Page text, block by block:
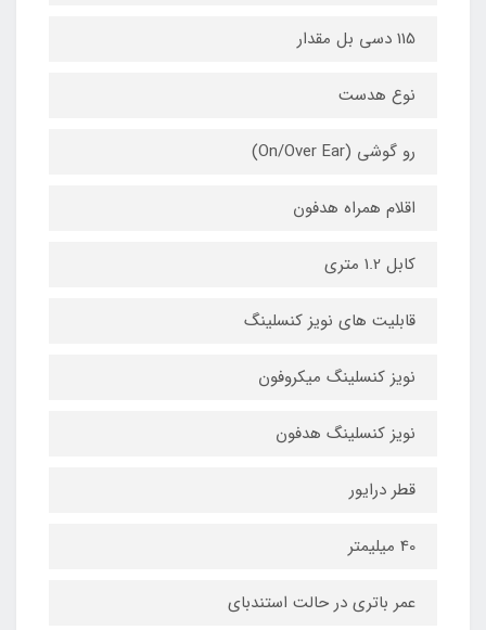
115 دسی بل مقدار
نوع هدست
رو گوشی (On/Over Ear)
اقلام همراه هدفون
کابل 1.2 متری
قابلیت های نویز کنسلینگ
نویز کنسلینگ میکروفون
نویز کنسلینگ هدفون
قطر درایور
40 میلیمتر
عمر باتری در حالت استندبای